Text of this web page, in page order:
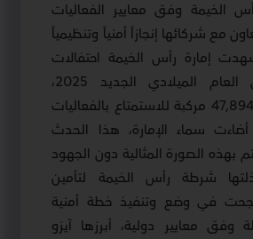
وفق معايير الفعاليات
مع شركائها إنجازاً أمنياً وتنظيمياً
إمارة رأس الخيمة احتفالات
مميزة لاستقبال العام الميلادي الجديد 2025،
وتوافد أكثر من 47,894 مركبة للاستمتاع بالفعاليات
سماء الإمارة، هذا الحدث
بهذه الصورة المثالية دون الجهود
شرطة رأس الخيمة لتأمين
في وضع وتنفيذ خطة أمنية
وفق معايير دولية، أبرزها آيزو